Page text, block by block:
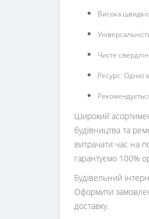
Висока
Чисте
Ресурс: Однієї
Широкий
будівництва та
витрачати час на
гарантуємо 100%
Будівельний
Оформити
доставку.